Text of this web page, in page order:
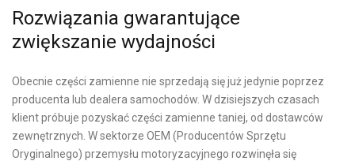
Rozwiązania gwarantujące
zwiększanie wydajności
Obecnie części zamienne nie sprzedają się już jedynie poprzez
producenta lub dealera samochodów. W dzisiejszych czasach
klient próbuje pozyskać części zamienne taniej, od dostawców
zewnętrznych. W sektorze OEM (Producentów Sprzętu
Oryginalnego) przemysłu motoryzacyjnego rozwinęła się